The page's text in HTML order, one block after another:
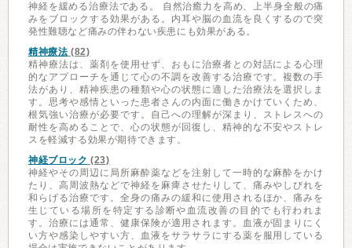
神経を緩める治療法である。 自然治癒力を高め、上半身全般の痛
みをブロックする効果がある。内耳や脳の血流を良くするので突
発性難聴など痛みの伴わない疾患にも効果がある。
精神療法 (82)
精神療法は、薬剤を使用せず、おもに治療者との対話による心理
的なアプローチを通じて心の不調を改善する治療です。複数の手
法があり、精神疾患の種類や心の状態に適した治療法を選択しま
す。思考や感情といった患者さんの内面に働きかけていくため、
根気強い治療が必要です。自己への理解が深まり、ストレスへの
耐性を高めることで、心の状態が回復し、精神的な不安やストレ
スを軽減する効果が期待できます。
神経ブロック (23)
神経やその周辺に局所麻酔薬などを注射して一時的な麻酔をかけ
たり、高周波熱などで神経を麻痺させたりして、痛みやしびれを
和らげる治療です。全身の痛みの緩和に使用されるほか、痛みを
生じている場所を特定する診断や血流改善の目的でも行われま
す。治療には通常、健康保険が適用されます。血液が固まりにく
い方や感染しやすい方、血液をサラサラにする薬を服用している